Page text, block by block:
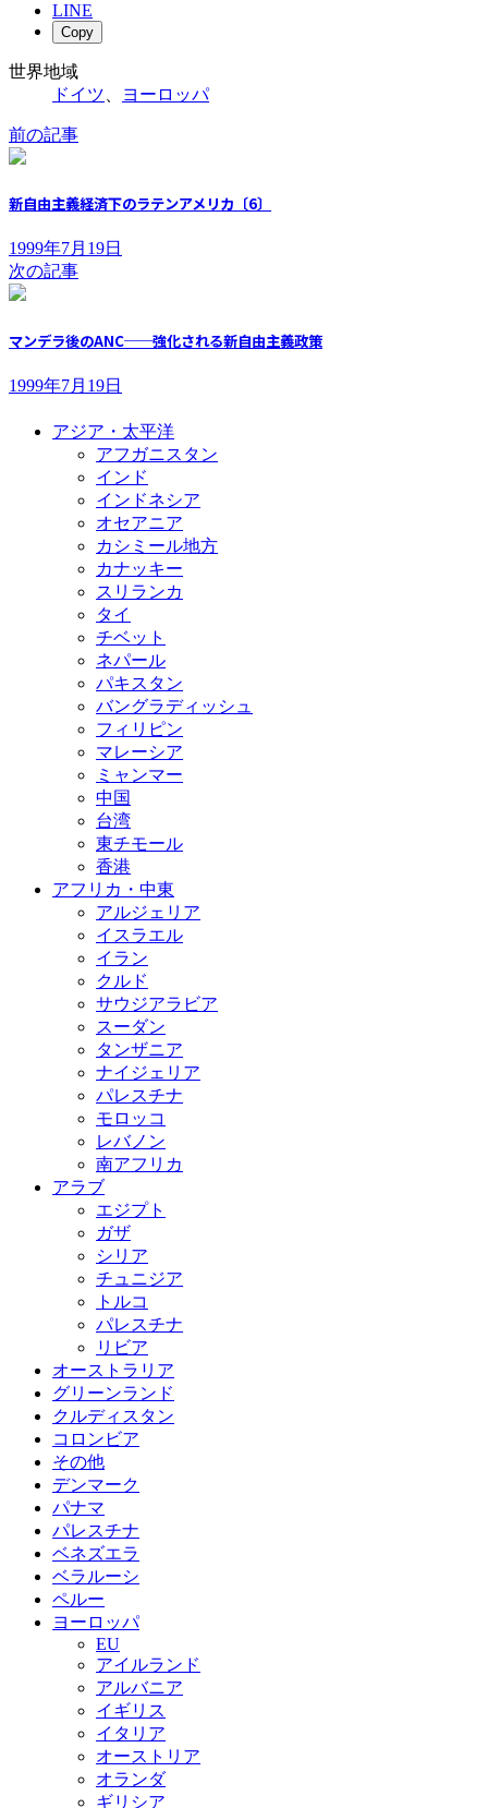
LINE
Copy
世界地域
ドイツ
ヨーロッパ
前の記事
新自由主義経済下のラテンアメリカ〔6〕
1999年7月19日
次の記事
マンデラ後のANC──強化される新自由主義政策
1999年7月19日
アジア・太平洋
アフガニスタン
インド
インドネシア
オセアニア
カシミール地方
カナッキー
スリランカ
タイ
チベット
ネパール
パキスタン
バングラディッシュ
フィリピン
マレーシア
ミャンマー
中国
台湾
東チモール
香港
アフリカ・中東
アルジェリア
イスラエル
イラン
クルド
サウジアラビア
スーダン
タンザニア
ナイジェリア
パレスチナ
モロッコ
レバノン
南アフリカ
アラブ
エジプト
ガザ
シリア
チュニジア
トルコ
パレスチナ
リビア
オーストラリア
グリーンランド
クルディスタン
コロンビア
その他
デンマーク
パナマ
パレスチナ
ベネズエラ
ベラルーシ
ペルー
ヨーロッパ
EU
アイルランド
アルバニア
イギリス
イタリア
オーストリア
オランダ
ギリシア